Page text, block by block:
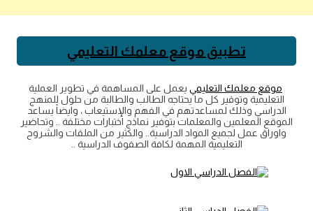
تطبيق موقع معلمك التعليمي
موقع معلمك التعليمي يعمل على المساهمة في تطوير العملية
التعليمية وتوفير كل ما يحتاجه الطالب والطالبة من حلول للمنهج
الدراسي وذلك لمساعدتهم في الفهم والإستيعاب ، وايضاً يساعد
الموقع المعلمين والمعلمات بتوفير نماذج اختبارات مختلفة .. وتحاضير
واوراق عمل لجميع المواد الدراسية.. والكثير من الملفات والشروح
التعليمية المهمة لكافة الصفوف الدراسية ..